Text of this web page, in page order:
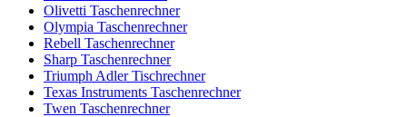
Olivetti Taschenrechner
Olympia Taschenrechner
Rebell Taschenrechner
Sharp Taschenrechner
Triumph Adler Tischrechner
Texas Instruments Taschenrechner
Twen Taschenrechner